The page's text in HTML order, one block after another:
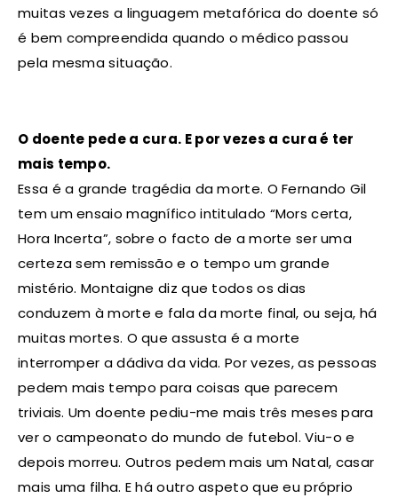
muitas vezes a linguagem metafórica do doente só
é bem compreendida quando o médico passou
pela mesma situação.
O doente pede a cura. E por vezes a cura é ter
mais tempo.
Essa é a grande tragédia da morte. O Fernando Gil
tem um ensaio magnífico intitulado “Mors certa,
Hora Incerta”, sobre o facto de a morte ser uma
certeza sem remissão e o tempo um grande
mistério. Montaigne diz que todos os dias
conduzem à morte e fala da morte final, ou seja, há
muitas mortes. O que assusta é a morte
interromper a dádiva da vida. Por vezes, as pessoas
pedem mais tempo para coisas que parecem
triviais. Um doente pediu-me mais três meses para
ver o campeonato do mundo de futebol. Viu-o e
depois morreu. Outros pedem mais um Natal, casar
mais uma filha. E há outro aspeto que eu próprio